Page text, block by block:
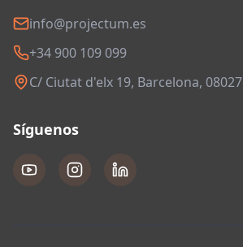
info@projectum.es
+34 900 109 099
C/ Ciutat d'elx 19, Barcelona, 08027
Síguenos